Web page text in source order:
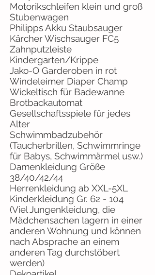
Motorikschleifen klein und groß
Stubenwagen
Philipps Akku Staubsauger
Kärcher Wischsauger FC5
Zahnputzleiste
Kindergarten/Krippe
Jako-O Garderoben in rot
Windeleimer Diaper Champ
Wickeltisch für Badewanne
Brotbackautomat
Gesellschaftsspiele für jedes
Alter
Schwimmbadzubehör
(Taucherbrillen, Schwimmringe
für Babys, Schwimmärmel usw.)
Damenkleidung Größe
38/40/42/44
Herrenkleidung ab XXL-5XL
Kinderkleidung Gr. 62 - 104
(Viel Jungenkleidung, die
Mädchensachen lagern in einer
anderen Wohnung und können
nach Absprache an einem
anderen Tag durchstöbert
werden)